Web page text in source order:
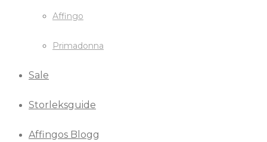
Affingo
Primadonna
Sale
Storleksguide
Affingos Blogg